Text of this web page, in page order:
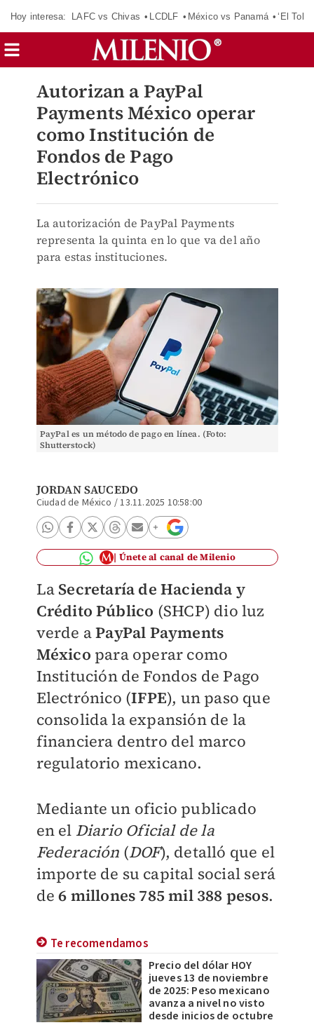
Hoy interesa: LAFC vs Chivas LCDLF México vs Panamá ‘El
Autorizan a PayPal
Payments México operar
como Institución de
Fondos de Pago
Electrónico
La autorización de PayPal Payments
representa la quinta en lo que va del año
para estas instituciones.
PayPal es un método de pago en línea. (Foto:
Shutterstock)
JORDAN SAUCEDO
Ciudad de México /13.11.2025 10:58:00
Únete al canal de Milenio
LaSecretaría de Hacienda y
Crédito Público (SHCP) dio luz
verde aPayPal Payments
México para operar como
Institución de Fondos de Pago
Electrónico (IFPE), un paso que
consolida la expansión de la
financiera dentro del marco
regulatorio mexicano.
Mediante un oficio publicado
en el Diario Oficial de la
Federación (DOF), detalló que el
importe de su capital social será
de 6 millones 785 mil 388 pesos.
Te recomendamos
Precio del dólar HOY
jueves 13 de noviembre
de 2025: Peso mexicano
avanza a nivel no visto
desde inicios de octubre